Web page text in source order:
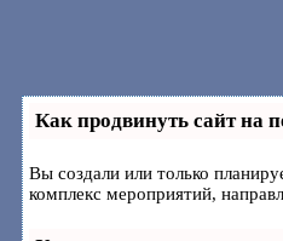
Как продвинуть сайт на
Вы создали или только
комплекс мероприятий,